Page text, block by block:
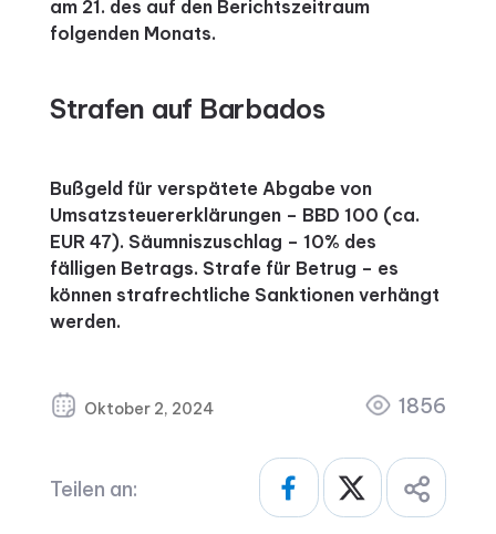
am 21. des auf den Berichtszeitraum
folgenden Monats.
Strafen auf Barbados
Bußgeld für verspätete Abgabe von
Umsatzsteuererklärungen – BBD 100 (ca.
EUR 47). Säumniszuschlag – 10% des
fälligen Betrags. Strafe für Betrug – es
können strafrechtliche Sanktionen verhängt
werden.
Oktober 2, 2024 1856
Teilen an: